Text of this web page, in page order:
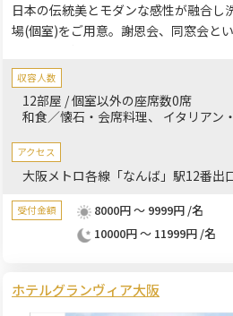
日本の伝統美とモダンな感性が融合し
場(個室)をご用意。謝恩会、同窓会と
いた和の空間は多目的にご利用いただ
ば」駅12番出口に地下で直結。南海、
駅へもアクセス至便の立地となります。
収容人数
12部屋 / 個室以外の座席数0席
和食／懐石・会席料理
イタリアン
アクセス
大阪メトロ各線「なんば」駅12番出
受付金額
8000円 ～ 9999円 /名
10000円 ～ 11999円 /名
ホテルグランヴィア大阪